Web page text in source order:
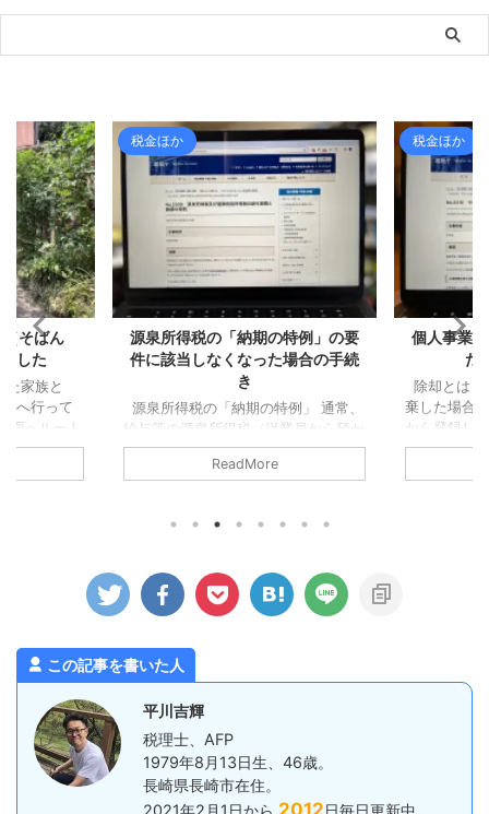
そばん
した
家族と
へ行って
へルート
ろうという
税金ほか
源泉所得税の「納期の特例」の要
件に該当しなくなった場合の手続
き
源泉所得税の「納期の特例」 通常、
給与等の源泉所得税（従業員から預か
った所得税）は、預かった翌月10日ま
でに納付するのが原則となっていま
ら、基本的には毎月10日までに納めな
だ、一定の条件を満たす事業所は、毎
月ではなく半年に1回の納付でいいで
すよ。というのが、いわゆる源泉所得
は、1月から6月までに預かった所得税
を7月10日まで、7月から12月までに
預かった所得税を ...
ReadMore
税金ほか
個人事業
た
除却とは
棄した場合
から登録し
必要となり
この記事を書いた人
平川吉輝
税理士、AFP
1979年8月13日生、46歳。
長崎県長崎市在住。